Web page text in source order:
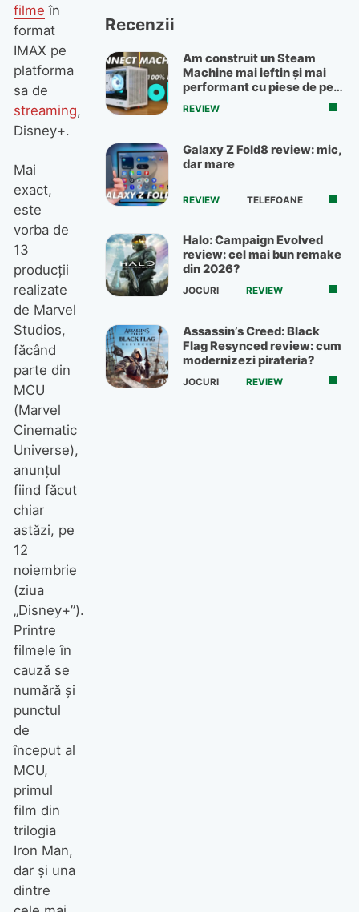
filme în
format
IMAX pe
platforma
sa de
streaming,
Disney+.
Mai
exact,
este
vorba de
13
producții
realizate
de Marvel
Studios,
făcând
parte din
MCU
(Marvel
Cinematic
Universe),
anunțul
fiind făcut
chiar
astăzi, pe
12
noiembrie
(ziua
„Disney+”).
Printre
filmele în
cauză se
numără și
punctul
de
început al
MCU,
primul
film din
trilogia
Iron Man,
dar și una
dintre
Recenzii
Am construit un Steam
Machine mai ieftin și mai
performant cu piese de pe
OLX
REVIEW
Galaxy Z Fold8 review: mic,
dar mare
REVIEW TELEFOANE
Halo: Campaign Evolved
review: cel mai bun remake
din 2026?
JOCURI REVIEW
Assassin’s Creed: Black
Flag Resynced review: cum
modernizezi pirateria?
JOCURI REVIEW